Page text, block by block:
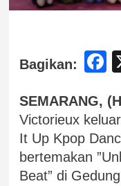
Bagikan:
SEMARANG,
Victorieux
It Up Kpop
bertemakan
Beat” di